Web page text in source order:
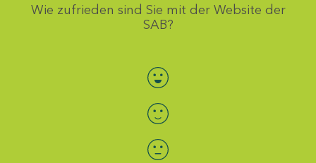
Wie zufrieden sind Sie mit der Website der
SAB?
Bewertung auswählen